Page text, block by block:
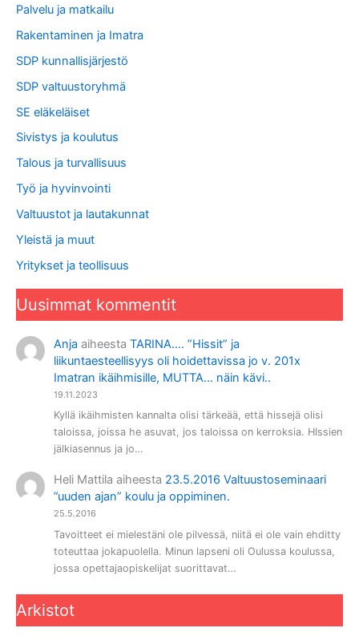
Palvelu ja matkailu
Rakentaminen ja Imatra
SDP kunnallisjärjestö
SDP valtuustoryhmä
SE eläkeläiset
Sivistys ja koulutus
Talous ja turvallisuus
Työ ja hyvinvointi
Valtuustot ja lautakunnat
Yleistä ja muut
Yritykset ja teollisuus
Uusimmat kommentit
Anja aiheestaTARINA…. ”Hissit” ja
liikuntaesteellisyys oli hoidettavissa jo v. 201x
Imatran ikäihmisille, MUTTA… näin kävi..
19.11.2023
Kyllä ikäihmisten kannalta olisi tärkeää, että hissejä olisi
taloissa, joissa he asuvat, jos taloissa on kerroksia. HIssien
jälkiasennus ja jo…
Heli Mattila aiheesta 23.5.2016 Valtuustoseminaari
”uuden ajan” koulu ja oppiminen.
25.5.2016
Tavoitteet ei mielestäni ole pilvessä, niitä ei ole vain ehditty
toteuttaa jokapuolella. Minun lapseni oli Oulussa koulussa,
jossa opettajaopiskelijat suorittavat…
Arkistot